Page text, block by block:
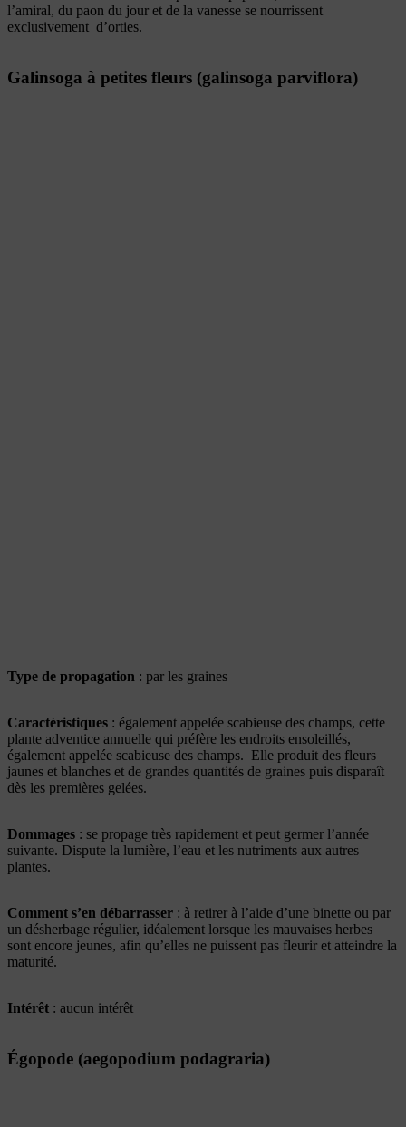
l’amiral, du paon du jour et de la vanesse se nourrissent
exclusivement d’orties.
Galinsoga à petites fleurs (galinsoga parviflora)
Type de propagation : par les graines
Caractéristiques : également appelée scabieuse des champs, cette
plante adventice annuelle qui préfère les endroits ensoleillés,
également appelée scabieuse des champs. Elle produit des fleurs
jaunes et blanches et de grandes quantités de graines puis disparaît
dès les premières gelées.
Dommages : se propage très rapidement et peut germer l’année
suivante. Dispute la lumière, l’eau et les nutriments aux autres
plantes.
Comment s’en débarrasser : à retirer à l’aide d’une binette ou par
un désherbage régulier, idéalement lorsque les mauvaises herbes
sont encore jeunes, afin qu’elles ne puissent pas fleurir et atteindre la
maturité.
Intérêt : aucun intérêt
Égopode (aegopodium podagraria)